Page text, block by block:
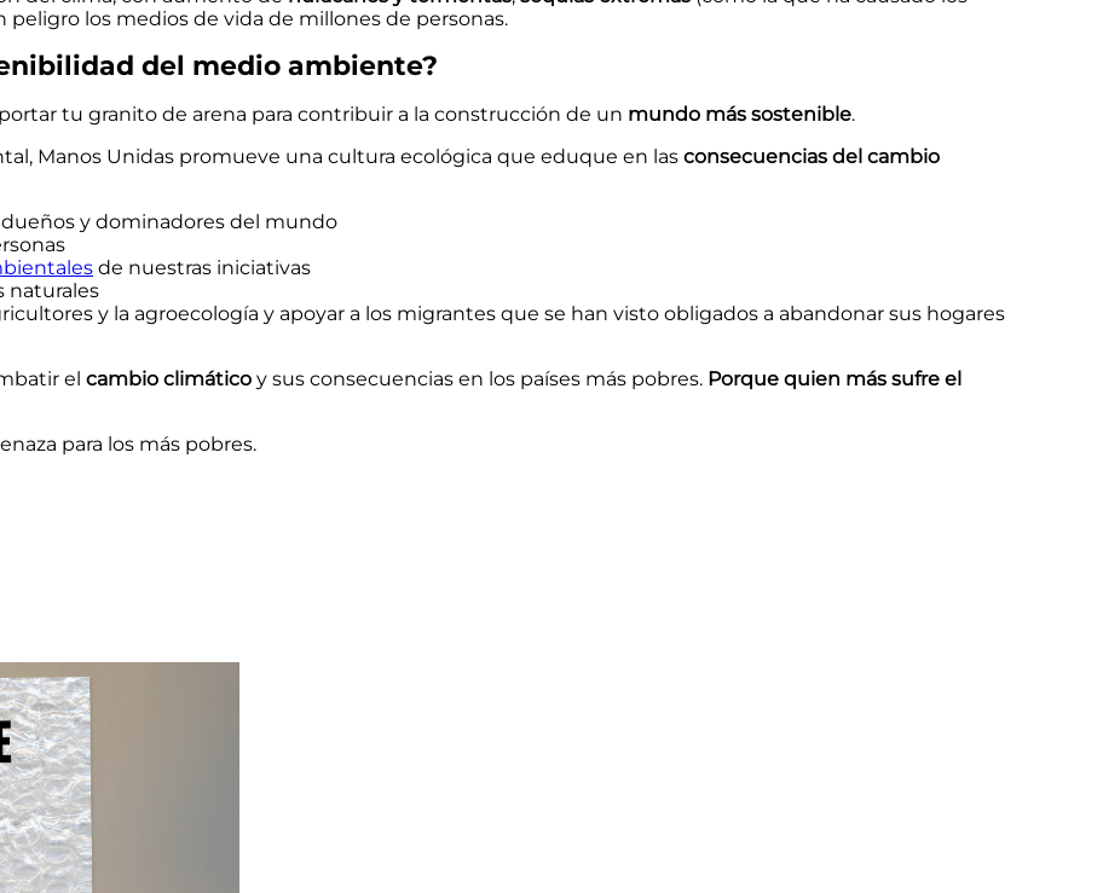
los medios de vida de millones de personas.
del medio ambiente?
tu granito de arena para contribuir a la construcción de un mundo más sostenible.
Manos Unidas promueve una cultura ecológica que eduque en las consecuencias del cambio
y dominadores del mundo
de nuestras iniciativas
naturales
y la agroecología y apoyar a los migrantes que se han visto obligados a abandonar sus hogares
el cambio climático y sus consecuencias en los países más pobres. Porque quien más sufre el
para los más pobres.